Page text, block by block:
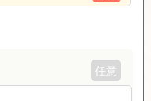
任意